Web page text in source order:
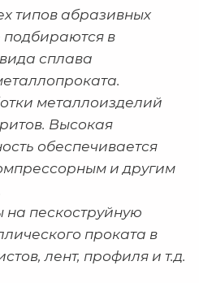
типов абразивных
подбираются в
сплава
металлоизделий
Высокая
обеспечивается
и другим
пескоструйную
проката в
лент, профиля и т.д.